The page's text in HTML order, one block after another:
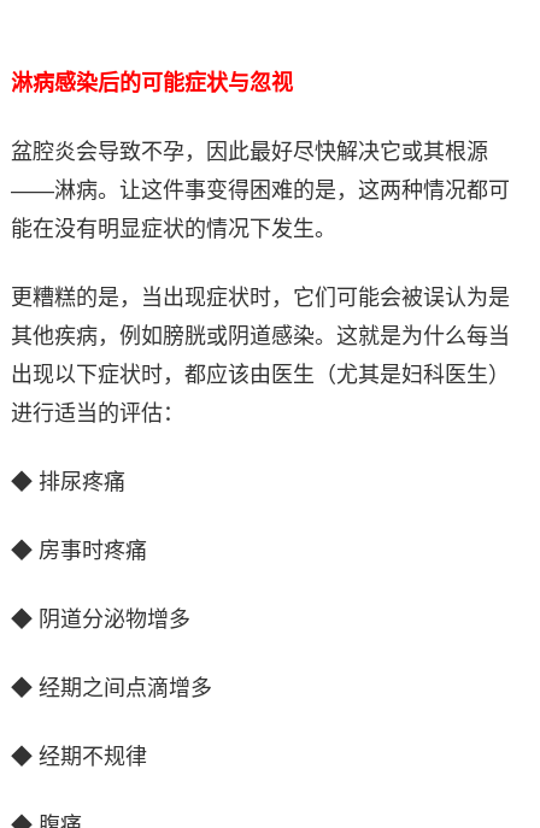
淋病感染后的可能症状与忽视
盆腔炎会导致不孕，因此最好尽快解决它或其根源
——淋病。让这件事变得困难的是，这两种情况都可
能在没有明显症状的情况下发生。
更糟糕的是，当出现症状时，它们可能会被误认为是
其他疾病，例如膀胱或阴道感染。这就是为什么每当
出现以下症状时，都应该由医生（尤其是妇科医生）
进行适当的评估：
◆ 排尿疼痛
◆ 房事时疼痛
◆ 阴道分泌物增多
◆ 经期之间点滴增多
◆ 经期不规律